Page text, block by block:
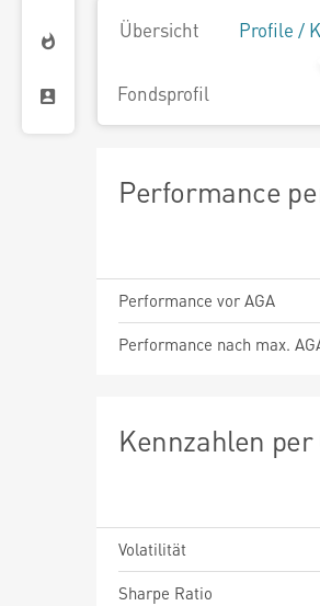
Übersicht Profile /
Fondsprofil
Performance
Performance vor AGA
Performance nach max.
Kennzahlen per
Volatilität
Sharpe Ratio